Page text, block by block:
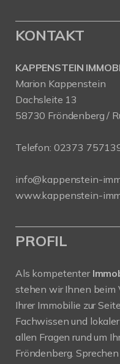
KONTAKT
KAPPENSTEIN
Marion Kappenstein
Dachsleite 13
58730 Fröndenberg /
Telefon: 02373
info@kappenstein-
www.kappenstein-
PROFIL
Als kompetenter
stehen wir Ihnen beim
Ihrer Immobilie zur
Fachwissen und
allen Fragen rund um
Fröndenberg.